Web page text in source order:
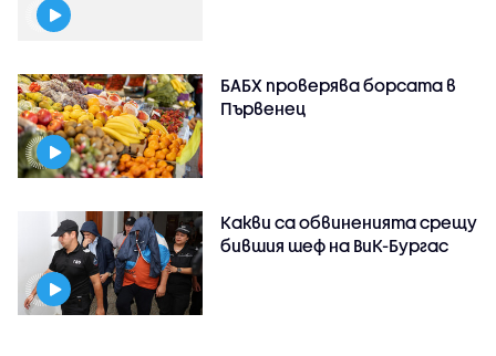
БАБХ проверява борсата в
Първенец
Какви са обвиненията срещу
бившия шеф на ВиК-Бургас